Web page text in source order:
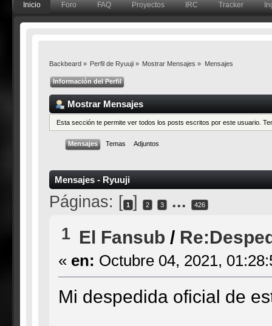
Inicio Foro FAQ Proyectos IRC Tracker
Backbeard» Perfil de Ryuuji» Mostrar Mensajes » Mensajes
Información del Perfil
Mostrar Mensajes
Esta sección te permite ver todos los posts escritos por este usuario.
Mensajes Temas Adjuntos
Mensajes - Ryuuji
Páginas: [ 1 ] 2 3 ... 426
1 El Fansub /
« en: Octubre 04, 2021,
Mi despedida oficial de